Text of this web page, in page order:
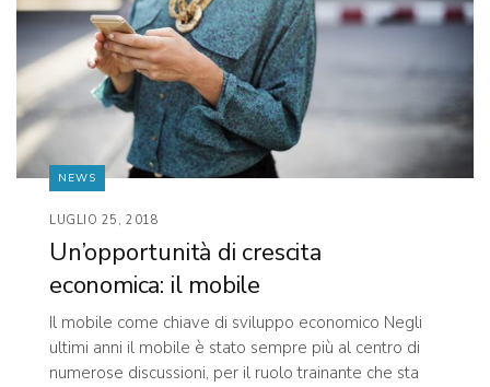
NEWS
LUGLIO 25, 2018
Un’opportunità di crescita
economica: il mobile
Il mobile come chiave di sviluppo economico Negli
ultimi anni il mobile è stato sempre più al centro di
numerose discussioni, per il ruolo trainante che sta